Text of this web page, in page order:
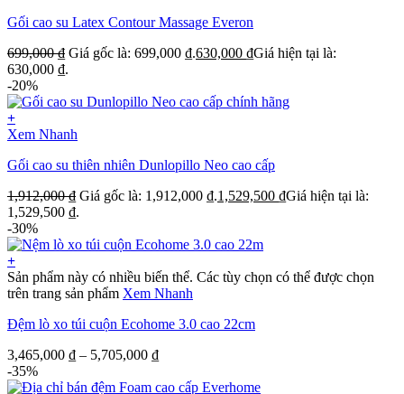
Gối cao su Latex Contour Massage Everon
699,000₫ Giá gốc là: 699,000 ₫.630,000 ₫Giá hiện tại là:
630,000 ₫.
-20%
+
Xem Nhanh
Gối cao su thiên nhiên Dunlopillo Neo cao cấp
1,912,000₫ Giá gốc là: 1,912,000 ₫.1,529,500 ₫Giá hiện tại là:
1,529,500 ₫.
-30%
+
Sản phẩm này có nhiều biến thể. Các tùy chọn có thể được chọn
trên trang sản phẩm Xem Nhanh
Đệm lò xo túi cuộn Ecohome 3.0 cao 22cm
3,465,000 ₫ – 5,705,000 ₫
-35%